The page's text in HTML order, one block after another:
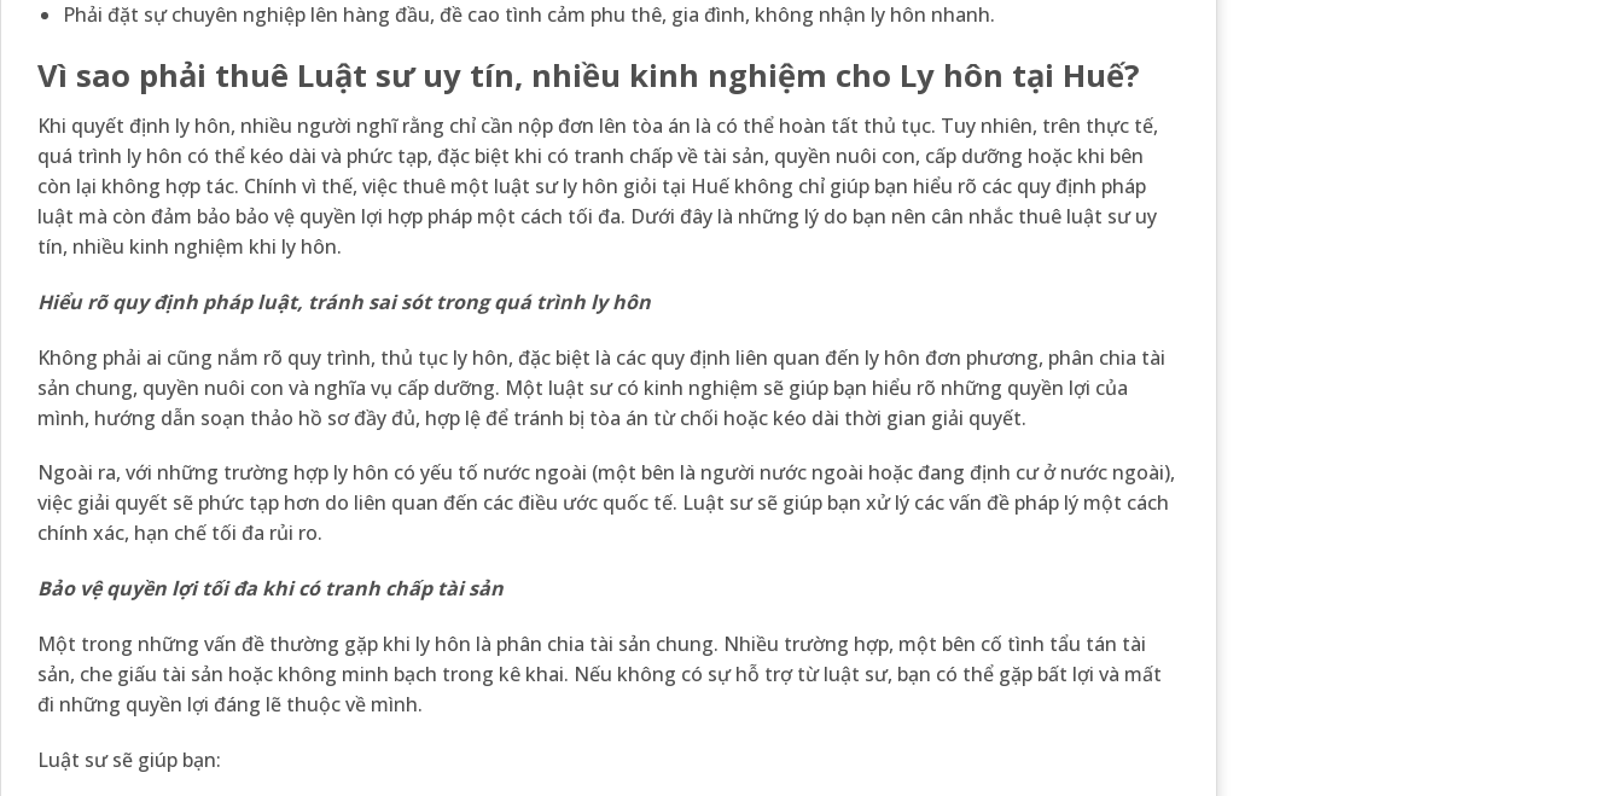
Phải đặt sự chuyên nghiệp lên hàng đầu, đề cao tình cảm phu thê, gia đình, không nhận ly hôn nhanh.
Vì sao phải thuê Luật sư uy tín, nhiều kinh nghiệm cho Ly hôn tại Huế?
Khi quyết định ly hôn, nhiều người nghĩ rằng chỉ cần nộp đơn lên tòa án là có thể hoàn tất thủ tục. Tuy nhiên, trên thực tế,
quá trình ly hôn có thể kéo dài và phức tạp, đặc biệt khi có tranh chấp về tài sản, quyền nuôi con, cấp dưỡng hoặc khi bên
còn lại không hợp tác. Chính vì thế, việc thuê một luật sư ly hôn giỏi tại Huế không chỉ giúp bạn hiểu rõ các quy định pháp
luật mà còn đảm bảo bảo vệ quyền lợi hợp pháp một cách tối đa. Dưới đây là những lý do bạn nên cân nhắc thuê luật sư uy
tín, nhiều kinh nghiệm khi ly hôn.
Hiểu rõ quy định pháp luật, tránh sai sót trong quá trình ly hôn
Không phải ai cũng nắm rõ quy trình, thủ tục ly hôn, đặc biệt là các quy định liên quan đến ly hôn đơn phương, phân chia tài
sản chung, quyền nuôi con và nghĩa vụ cấp dưỡng. Một luật sư có kinh nghiệm sẽ giúp bạn hiểu rõ những quyền lợi của
mình, hướng dẫn soạn thảo hồ sơ đầy đủ, hợp lệ để tránh bị tòa án từ chối hoặc kéo dài thời gian giải quyết.
Ngoài ra, với những trường hợp ly hôn có yếu tố nước ngoài (một bên là người nước ngoài hoặc đang định cư ở nước ngoài),
việc giải quyết sẽ phức tạp hơn do liên quan đến các điều ước quốc tế. Luật sư sẽ giúp bạn xử lý các vấn đề pháp lý một cách
chính xác, hạn chế tối đa rủi ro.
Bảo vệ quyền lợi tối đa khi có tranh chấp tài sản
Một trong những vấn đề thường gặp khi ly hôn là phân chia tài sản chung. Nhiều trường hợp, một bên cố tình tẩu tán tài
sản, che giấu tài sản hoặc không minh bạch trong kê khai. Nếu không có sự hỗ trợ từ luật sư, bạn có thể gặp bất lợi và mất
đi những quyền lợi đáng lẽ thuộc về mình.
Luật sư sẽ giúp bạn: